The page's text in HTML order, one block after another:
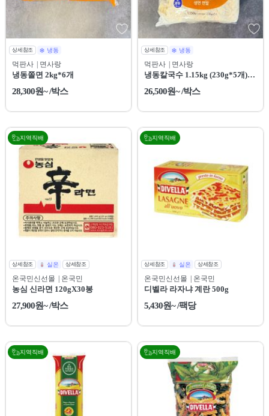
상세참조 냉동
먹판사 | 면사랑
냉동쫄면 2kg*6개
28,300원~ /박스
상세참조 냉동
먹판사 | 면사랑
냉동칼국수 1.15kg (230g*5개)*8
개 [새벽배송 전용상품]
26,500원~ /박스
지역직배
상세참조 실온 상세참조
온국민신선몰 | 온국민
농심 신라면 120gX30봉
27,900원~ /박스
지역직배
상세참조 실온 상세참조
온국민신선몰 | 온국민
디벨라 라자냐 계란 500g
5,430원~ /팩당
지역직배 지역직배